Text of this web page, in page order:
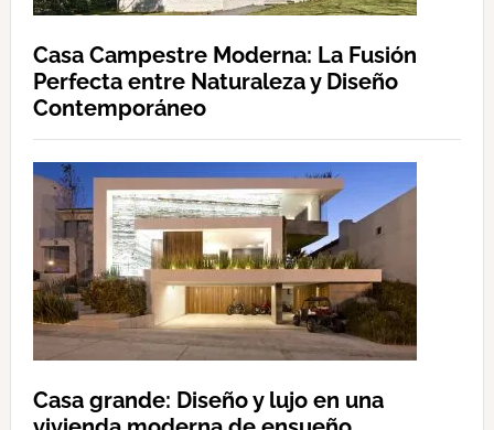
Casa Campestre Moderna: La Fusión
Perfecta entre Naturaleza y Diseño
Contemporáneo
Casa grande: Diseño y lujo en una